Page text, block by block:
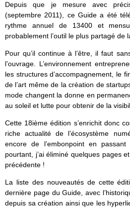
Depuis que je mesure avec
(septembre 2011), ce Guide a été
rythme annuel de 13400 et
probablement l’outil le plus partagé de
Pour qu’il continue à l’être, il faut
l’ouvrage. L’environnement
les structures d’accompagnement, le
de l’art même de la création de
mode changent la donne en
au soleil et lutte pour obtenir de la
Cette 18ième édition s’enrichit donc
riche actualité de l’écosystème
encore de l’embonpoint en
pourtant, j’ai éliminé quelques pages
précédente !
La liste des nouveautés de cette
dernière page du Guide, avec
depuis sa création ainsi que les